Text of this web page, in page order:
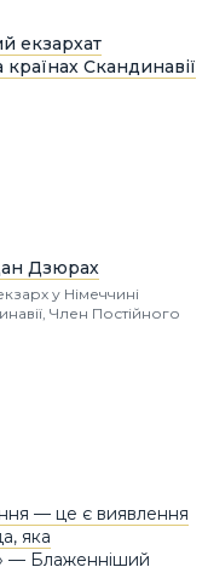
екзархат
країнах Скандинавії
Дзюрах
у Німеччині
Член Постійного
— це є виявлення
яка
— Блаженніший